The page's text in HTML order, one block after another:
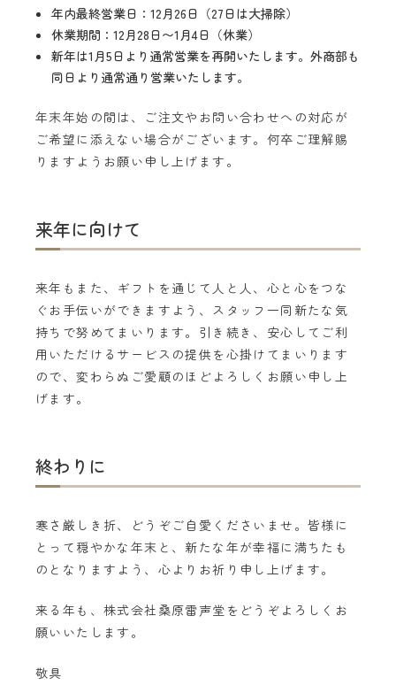
年内最終営業日：12月26日（27日は大掃除）
休業期間：12月28日〜1月4日（休業）
新年は1月5日より通常営業を再開いたします。外商部も
同日より通常通り営業いたします。
年末年始の間は、ご注文やお問い合わせへの対応が
ご希望に添えない場合がございます。何卒ご理解賜
りますようお願い申し上げます。
来年に向けて
来年もまた、ギフトを通じて人と人、心と心をつな
ぐお手伝いができますよう、スタッフ一同新たな気
持ちで努めてまいります。引き続き、安心してご利
用いただけるサービスの提供を心掛けてまいります
ので、変わらぬご愛顧のほどよろしくお願い申し上
げます。
終わりに
寒さ厳しき折、どうぞご自愛くださいませ。皆様に
とって穏やかな年末と、新たな年が幸福に満ちたも
のとなりますよう、心よりお祈り申し上げます。
来る年も、株式会社桑原雷声堂をどうぞよろしくお
願いいたします。
敬具